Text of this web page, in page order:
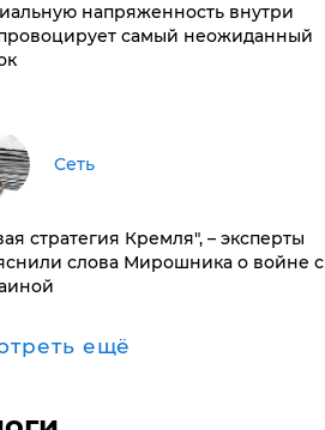
напряженность внутри
самый неожиданный
Сеть
стратегия Кремля", – эксперты
слова Мирошника о войне с
ещё